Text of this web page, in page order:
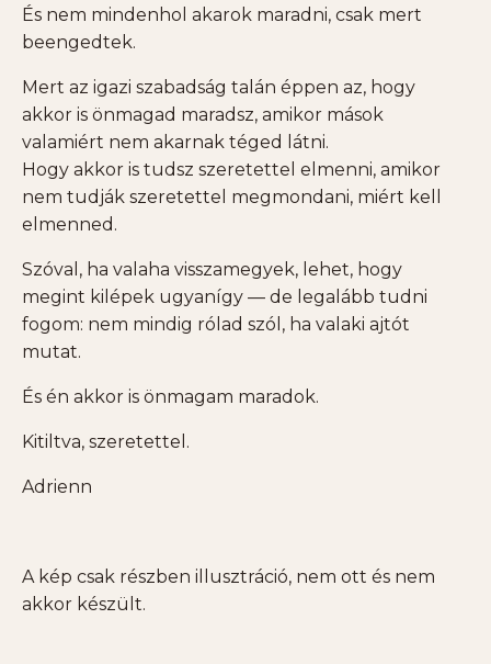
És nem mindenhol akarok maradni, csak mert
beengedtek.
Mert az igazi szabadság talán éppen az, hogy
akkor is önmagad maradsz, amikor mások
valamiért nem akarnak téged látni.
Hogy akkor is tudsz szeretettel elmenni, amikor
nem tudják szeretettel megmondani, miért kell
elmenned.
Szóval, ha valaha visszamegyek, lehet, hogy
megint kilépek ugyanígy — de legalább tudni
fogom: nem mindig rólad szól, ha valaki ajtót
mutat.
És én akkor is önmagam maradok.
Kitiltva, szeretettel.
Adrienn
A kép csak részben illusztráció, nem ott és nem
akkor készült.